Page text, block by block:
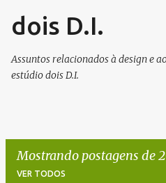
Pular para o
dois D.I.
Assuntos relacionados à design e
estúdio dois D.I.
Mostrando postagens de
VER TODOS